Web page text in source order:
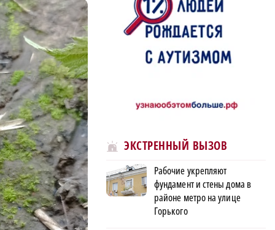
ЭКСТРЕННЫЙ ВЫЗОВ
Рабочие укрепляют
фундамент и стены дома в
районе метро на улице
Горького